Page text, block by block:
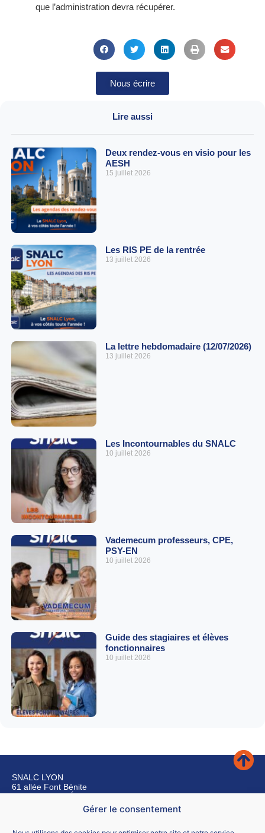
Gérer le consentement
que l’administration devra récupérer.
Nous écrire
Lire aussi
Deux rendez-vous en visio pour les
AESH
15 juillet 2026
Les RIS PE de la rentrée
13 juillet 2026
La lettre hebdomadaire (12/07/2026)
13 juillet 2026
Les Incontournables du SNALC
10 juillet 2026
Vademecum professeurs, CPE,
PSY-EN
10 juillet 2026
Guide des stagiaires et élèves
fonctionnaires
10 juillet 2026
SNALC LYON
61 allée Font Bénite
42155 SAINT LÉGER SUR ROANNE